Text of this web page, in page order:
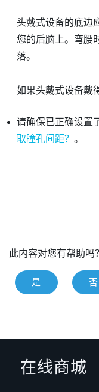
头戴式设备的底边
您的后脑上。弯腰
落。
如果头戴式设备戴
请确保已正确设置
取瞳孔间距？ 。
此内容对您有帮助吗？
是 否
在线商城